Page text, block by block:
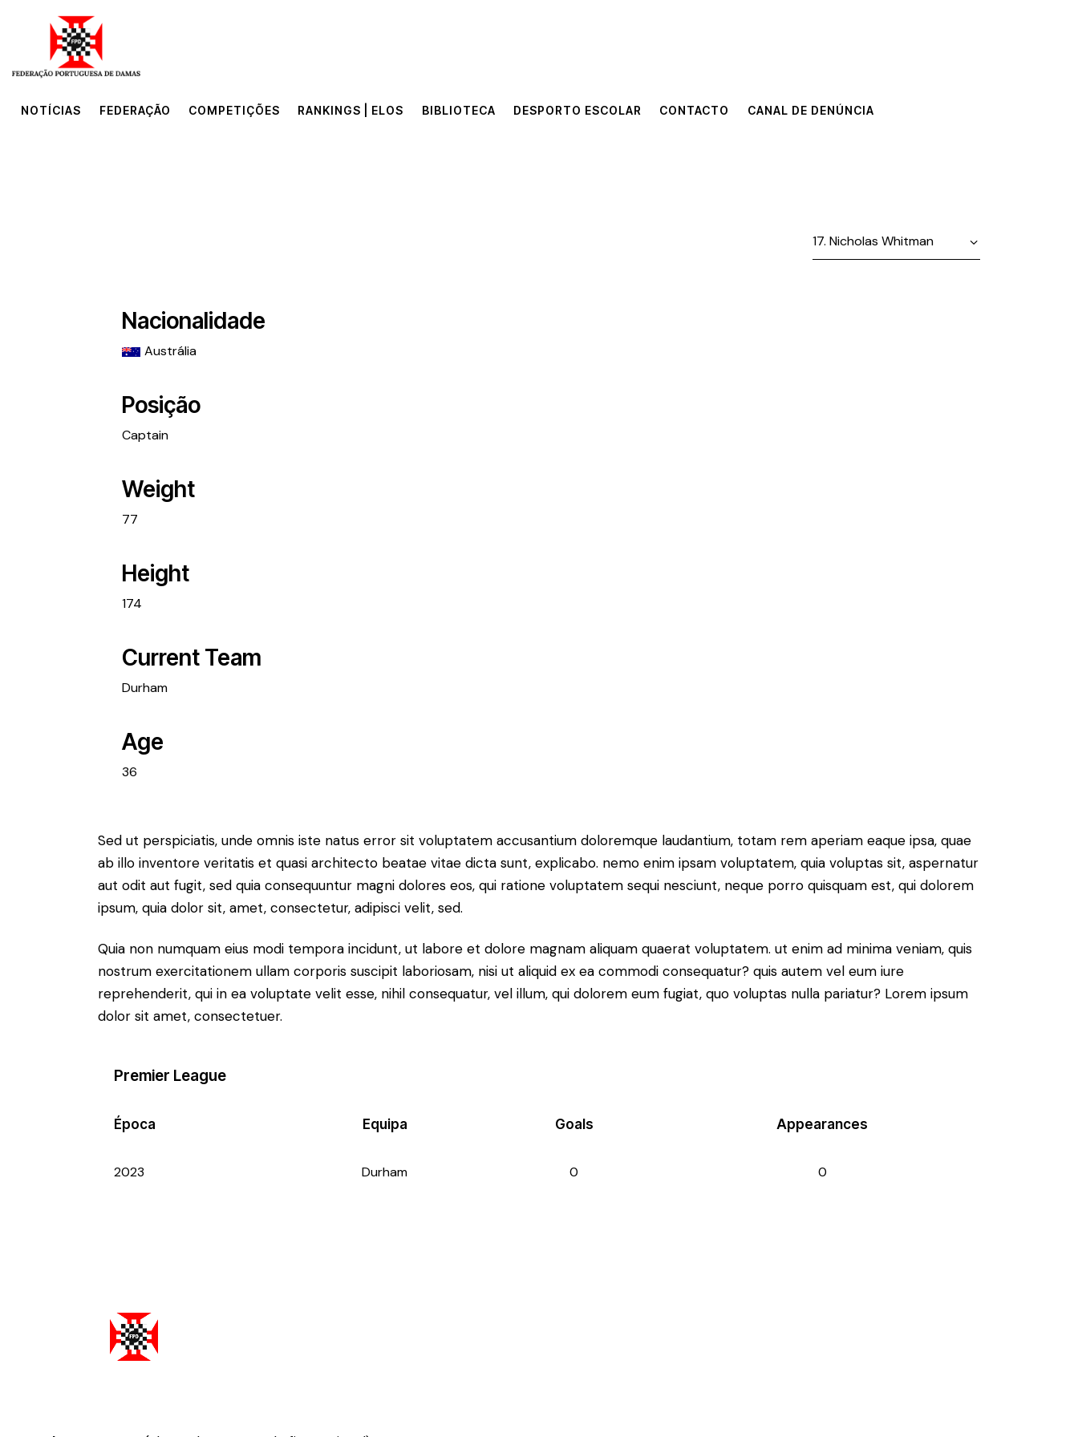
NOTÍCIAS
NOTÍCIAS FEDERAÇÃO COMPETIÇÕES RANKINGS | ELOS BIBLIOTECA DESPORTO ESCOLAR CONTACTO CANAL DE DENÚNCIA
Nacionalidade
Austrália
Posição
Captain
Weight
77
Height
174
Current Team
Durham
Age
36
Sed ut perspiciatis, unde omnis iste natus error sit voluptatem accusantium doloremque laudantium, totam rem aperiam eaque ipsa, quae
ab illo inventore veritatis et quasi architecto beatae vitae dicta sunt, explicabo. nemo enim ipsam voluptatem, quia voluptas sit, aspernatur
aut odit aut fugit, sed quia consequuntur magni dolores eos, qui ratione voluptatem sequi nesciunt, neque porro quisquam est, qui dolorem
ipsum, quia dolor sit, amet, consectetur, adipisci velit, sed.
Quia non numquam eius modi tempora incidunt, ut labore et dolore magnam aliquam quaerat voluptatem. ut enim ad minima veniam, quis
nostrum exercitationem ullam corporis suscipit laboriosam, nisi ut aliquid ex ea commodi consequatur? quis autem vel eum iure
reprehenderit, qui in ea voluptate velit esse, nihil consequatur, vel illum, qui dolorem eum fugiat, quo voluptas nulla pariatur? Lorem ipsum
dolor sit amet, consectetuer.
Premier League
Época Equipa Goals Appearances
2023 Durham 0 0